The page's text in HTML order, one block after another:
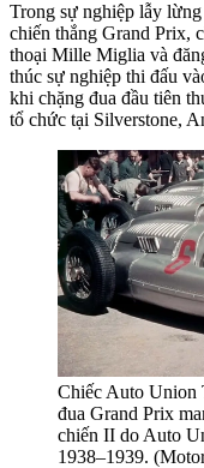
Trong sự nghiệp lẫy
chiến thắng Grand Prix,
thoại Mille Miglia và
thúc sự nghiệp thi đấu
khi chặng đua đầu tiên
tổ chức tại Silverstone,
Chiếc Auto Union
đua Grand Prix
chiến II do Auto
1938–1939.